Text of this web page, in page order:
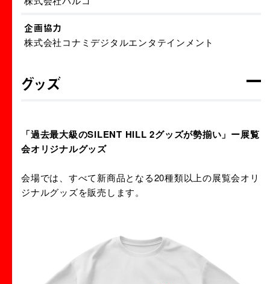
企画協力
株式会社コナミデジタルエンタテインメント
グッズ
「過去最大級のSILENT HILL 2グッズが勢揃い」ー展覧
会オリジナルグッズ
会場では、すべて新商品となる20種類以上の展覧会オリ
ジナルグッズを販売します。